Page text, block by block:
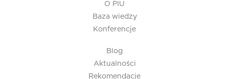
O PIU
Baza wiedzy
Konferencje
Blog
Aktualności
Rekomendacje